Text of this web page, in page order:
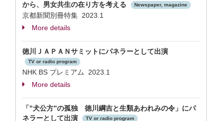
から、男女共生の在り方を考える
Newspaper, magazine
京都新聞別冊特集 2023.1
More details
徳川ＪＡＰＡＮサミットにパネラーとして出演
TV or radio program
NHK BS プレミアム 2023.1
More details
「”犬公方”の孤独 徳川綱吉と生類あわれみの令」にパ
ネラーとして出演
TV or radio program